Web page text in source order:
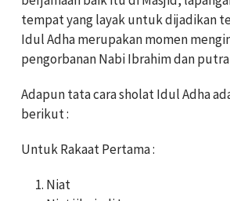
tempat yang layak untuk dijadikan
Idul Adha merupakan momen
pengorbanan Nabi Ibrahim dan
Adapun tata cara sholat Idul Adha
berikut :
Untuk Rakaat Pertama :
Niat